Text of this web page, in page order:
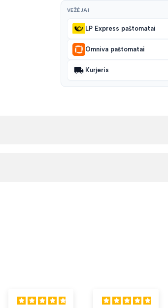
VEŽĖJAI
LP Express paštomatai
Omniva paštomatai
Kurjeris